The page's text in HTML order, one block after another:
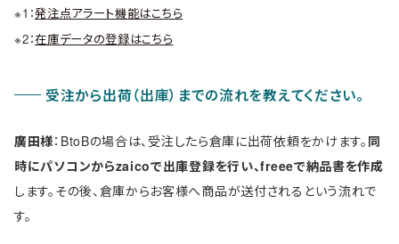
※1：発注点アラート機能はこちら
※2：在庫データの登録はこちら
受注から出荷（出庫）までの流れを教えてください。
廣田様：BtoBの場合は、受注したら倉庫に出荷依頼をかけます。 同
時にパソコンからzaicoで出庫登録を行い、freeeで納品書を作成
します。その後、倉庫からお客様へ商品が送付されるという流れで
す。